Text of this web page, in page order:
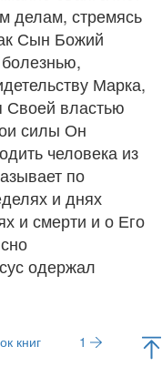
делам, стремясь
Сын Божий
Марка,
Своей властью
силы Он
человека из
по
и днях
и смерти и о Его
одержал
книг 1